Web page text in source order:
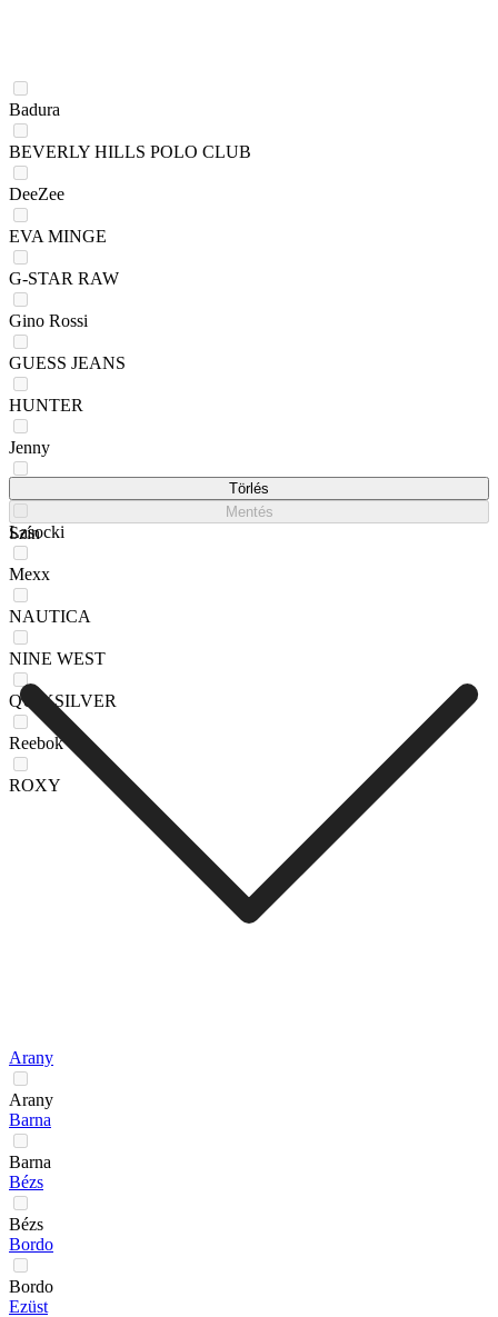
Badura
BEVERLY HILLS POLO CLUB
DeeZee
EVA MINGE
G-STAR RAW
Gino Rossi
GUESS JEANS
HUNTER
Jenny
Lasocki
Mexx
NAUTICA
NINE WEST
QUIKSILVER
Reebok
ROXY
Törlés
Mentés
Szín
Arany
Arany
Barna
Barna
Bézs
Bézs
Bordo
Bordo
Ezüst